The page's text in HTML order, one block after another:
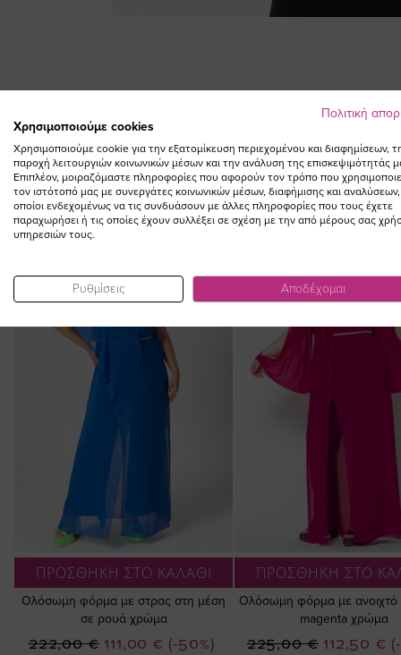
the
images
gallery
ΠΡΟΣΘΗΚΗ ΣΤΟ ΚΑΛΑΘΙ
Ολόσωμη φόρμα με στρας στη μέση
σε ρουά χρώμα
(-50%)
Ειδική
111,00 €
222,00 €
ΠΡΟΣΘΗΚΗ ΣΤΟ
Ολόσωμη φόρμα με ανοιχτό
magenta χρώμα
Ειδική
112,50 €
225,00 €
Πολιτική
Χρησιμοποιούμε cookies
Χρησιμοποιούμε cookie για την εξατομίκευση περιεχομένου και διαφημίσεων,
παροχή λειτουργιών κοινωνικών μέσων και την ανάλυση της επισκεψιμότητάς
Επιπλέον, μοιραζόμαστε πληροφορίες που αφορούν τον τρόπο που
τον ιστότοπό μας με συνεργάτες κοινωνικών μέσων, διαφήμισης και αναλύσεων,
οποίοι ενδεχομένως να τις συνδυάσουν με άλλες πληροφορίες που τους έχετε
παραχωρήσει ή τις οποίες έχουν συλλέξει σε σχέση με την από μέρους σας
υπηρεσιών τους.
Ρυθμίσεις Αποδέχομαι